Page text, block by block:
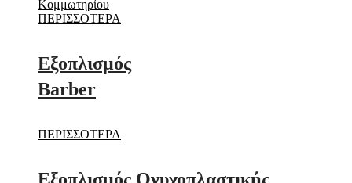
Κομμωτηρίου
ΠΕΡΙΣΣΟΤΕΡΑ
Εξοπλισμός
Barber
ΠΕΡΙΣΣΟΤΕΡΑ